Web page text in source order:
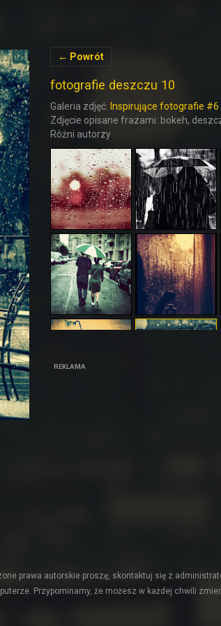
← Powrót
fotografie deszczu 10
Galeria zdjęć: Inspirujące fotografie
Zdjęcie opisane frazami: bokeh,
Różni autorzy
REKLAMA
prawa autorskie proszę, skontaktuj się z
Przypominamy, że możesz w każdej chwili